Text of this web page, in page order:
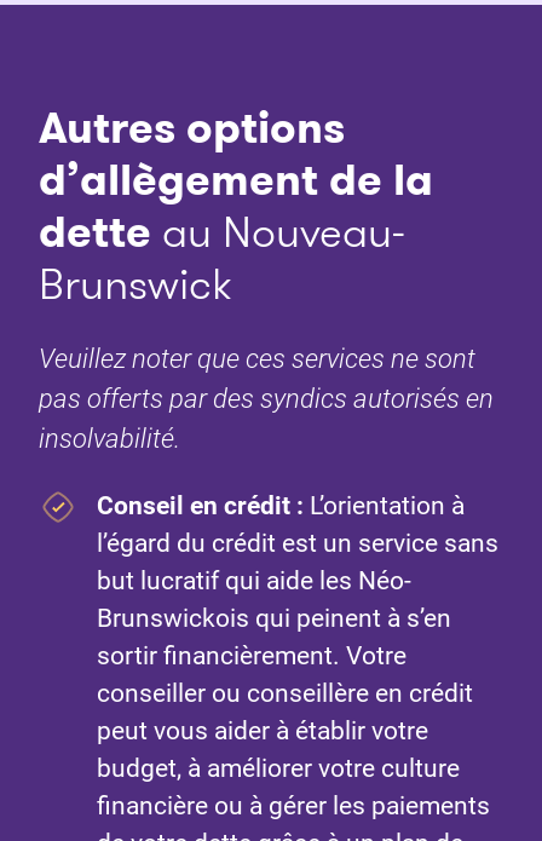
Autres options
d’allègement de la
dette au Nouveau-
Brunswick
Veuillez noter que ces services ne sont
pas offerts par des syndics autorisés en
insolvabilité.
Conseil en crédit : L’orientation à
l’égard du crédit est un service sans
but lucratif qui aide les Néo-
Brunswickois qui peinent à s’en
sortir financièrement. Votre
conseiller ou conseillère en crédit
peut vous aider à établir votre
budget, à améliorer votre culture
financière ou à gérer les paiements